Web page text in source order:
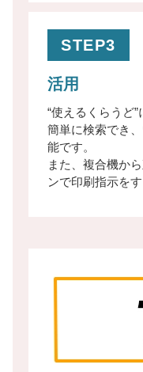
STEP3
活用
“使えるくらうど
簡単に検索でき
能です。
また、複合機か
ンで印刷指示を